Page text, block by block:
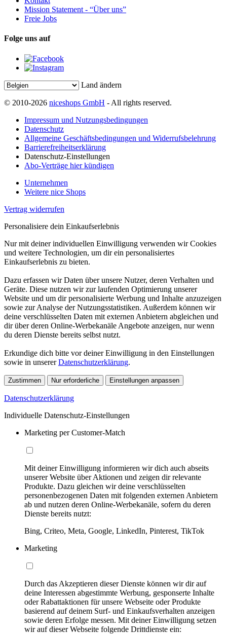
Mission Statement - “Über uns”
Freie Jobs
Folge uns auf
Land ändern
© 2010-2026 niceshops GmbH - All rights reserved.
Impressum und Nutzungsbedingungen
Datenschutz
Allgemeine Geschäftsbedingungen und Widerrufsbelehrung
Barrierefreiheitserklärung
Datenschutz-Einstellungen
Abo-Verträge hier kündigen
Unternehmen
Weitere nice Shops
Vertrag widerrufen
Personalisiere dein Einkaufserlebnis
Nur mit deiner individuellen Einwilligung verwenden wir Cookies
und weitere Technologien, um dir ein personalisiertes
Einkaufserlebnis zu bieten.
Dazu erfassen wir Daten über unsere Nutzer, deren Verhalten und
Geräte. Diese nutzen wir zur laufenden Optimierung unserer
Website und um dir personalisierte Werbung und Inhalte anzuzeigen
sowie zur Analyse der Nutzungsstatistiken. Außerdem können wir
deine verschlüsselten Daten mit externen Anbietern abgleichen und
dir über deren Online-Werbekanäle Angebote anzeigen, nur wenn
du deren Dienste bereits selbst nutzt.
Erkundige dich bitte vor deiner Einwilligung in den Einstellungen
sowie in unsererDatenschutzerklärung.
Zustimmen Nur erforderliche Einstellungen anpassen
Datenschutzerklärung
Individuelle Datenschutz-Einstellungen
Marketing per Customer-Match
Mit deiner Einwilligung informieren wir dich auch abseits
unserer Website über Aktionen und zeigen dir relevante
Produkte. Dazu gleichen wir deine verschlüsselten
personenbezogenen Daten mit folgenden externen Anbietern
ab und nutzen deren Online-Werbekanäle, sofern du deren
Dienste bereits nutzt:
Bing, Criteo, Meta, Google, LinkedIn, Pinterest, TikTok
Marketing
Durch das Akzeptieren dieser Dienste können wir dir auf
deine Interessen abgestimmte Werbung, gesponserte Inhalte
oder Rabattaktionen für unsere Webseite oder Produkte
basierend auf deinem Surf- und Einkaufsverhalten anzeigen
sowie deren Erfolge messen. Mit deiner Einwilligung setzen
wir auf dieser Webseite folgende Drittdienste ein: